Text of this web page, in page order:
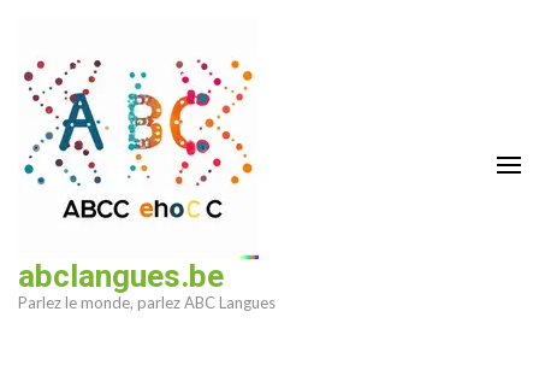
contenu
(Pressez
Entrée)
abclangues.be
Parlez le monde, parlez ABC Langues